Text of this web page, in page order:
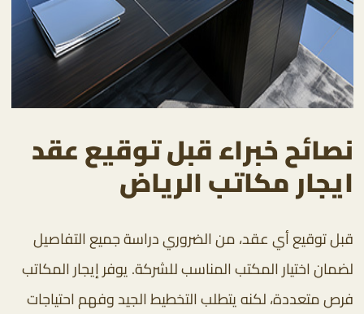
نصائح خبراء قبل توقيع عقد
ايجار مكاتب الرياض
قبل توقيع أي عقد، من الضروري دراسة جميع التفاصيل
لضمان اختيار المكتب المناسب للشركة. يوفر إيجار المكاتب
فرص متعددة، لكنه يتطلب التخطيط الجيد وفهم احتياجات